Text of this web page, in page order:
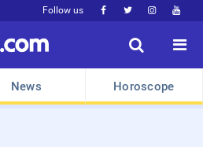
Follow us    


News Horoscope